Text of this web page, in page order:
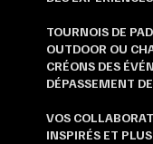
TOURNOIS DE
OUTDOOR OU
CRÉONS DES
DÉPASSEMENT
VOS
INSPIRÉS ET